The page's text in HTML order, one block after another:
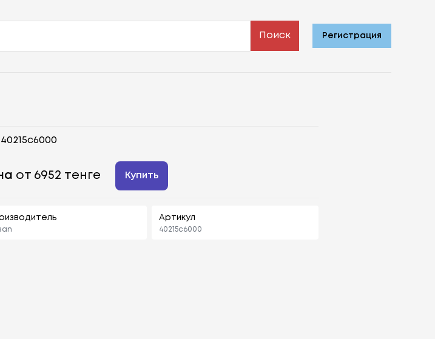
Поиск Регистрация
40215c6000
от 6952 тенге Купить
Артикул
40215c6000